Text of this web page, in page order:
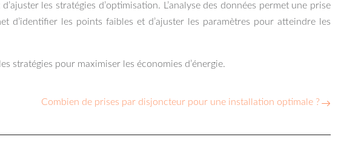
les stratégies d’optimisation. L’analyse des données permet une prise
d’identifier les points faibles et d’ajuster les paramètres pour atteindre les
stratégies pour maximiser les économies d’énergie.
Combien de prises par disjoncteur pour une installation optimale ?